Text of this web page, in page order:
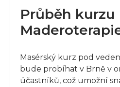
Průběh kurzu
Masérský kurz pod
bude probíhat v Brně v
účastníků, což umožní